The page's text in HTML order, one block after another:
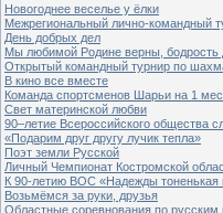
Новогоднее веселье у ёлки
Межрегиональный лично-командный
День добрых дел
Мы любимой Родине верны, бодрость
Открытый командный турнир по
В кино все вместе
Команда спортсменов Шарьи на 1
Свет материнской любви
90–летие Всероссийского
«Подарим друг другу лучик тепла»
Поэт земли Русской
Личный Чемпионат Костромской
К 90-летию ВОС «Надежды
Возьмёмся за руки, друзья
Областные соревнования по